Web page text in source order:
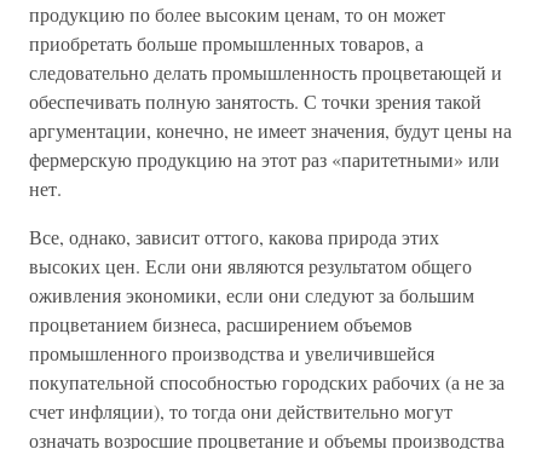
продукцию по более высоким ценам, то он может
приобретать больше промышленных товаров, а
следовательно делать промышленность процветающей и
обеспечивать полную занятость. С точки зрения такой
аргументации, конечно, не имеет значения, будут цены на
фермерскую продукцию на этот раз «паритетными» или
нет.
Все, однако, зависит оттого, какова природа этих
высоких цен. Если они являются результатом общего
оживления экономики, если они следуют за большим
процветанием бизнеса, расширением объемов
промышленного производства и увеличившейся
покупательной способностью городских рабочих (а не за
счет инфляции), то тогда они действительно могут
означать возросшие процветание и объемы производства